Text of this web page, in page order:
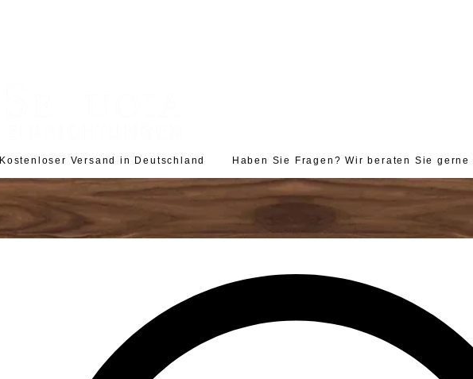
Kostenloser Versand in Deutschland Haben Sie Fragen? Wir beraten Sie